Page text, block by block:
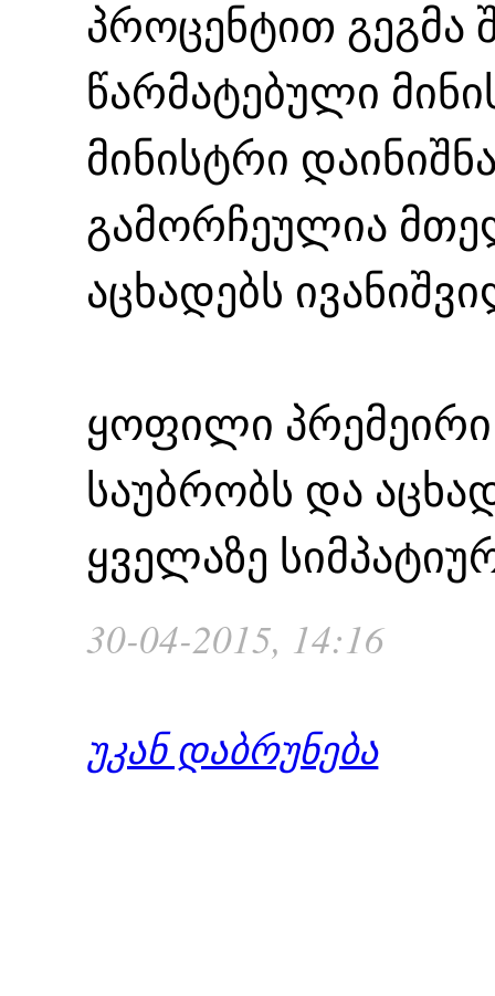
პროცენტით გეგმა
წარმატებული
მინისტრი
გამორჩეულია
აცხადებს
ყოფილი
საუბრობს და
ყველაზე
30-04-2015, 14:16
უკან დაბრუნება